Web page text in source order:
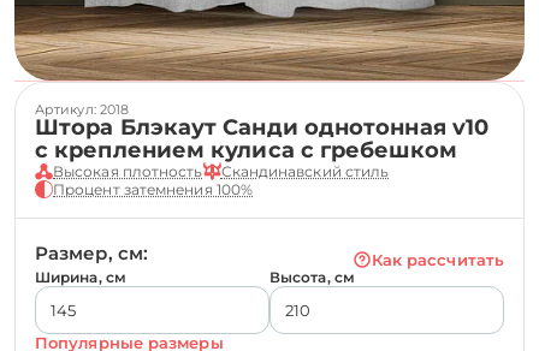
Артикул: 2018
Штора Блэкаут Санди однотонная v10
с креплением кулиса с гребешком
Высокая плотность
Скандинавский стиль
Процент затемнения 100%
Размер, см: Как рассчитать
Ширина, см Высота, см
Популярные размеры